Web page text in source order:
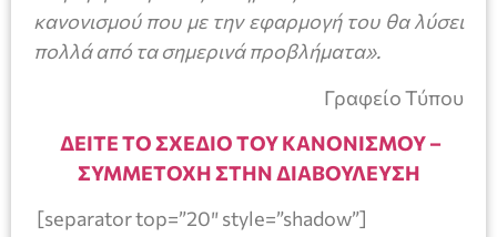
κανονισμού που με την εφαρμογή του θα λύσει
πολλά από τα σημερινά προβλήματα».
Γραφείο Τύπου
ΔΕΙΤΕ ΤΟ ΣΧΕΔΙΟ ΤΟΥ ΚΑΝΟΝΙΣΜΟΥ –
ΣΥΜΜΕΤΟΧΗ ΣΤΗΝ ΔΙΑΒΟΥΛΕΥΣΗ
[separator top=”20″ style=”shadow”]